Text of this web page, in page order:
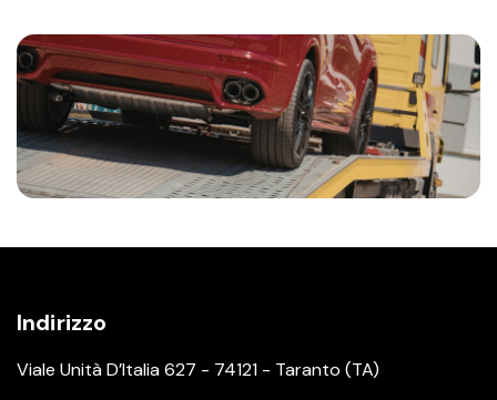
Indirizzo
Viale Unità D’Italia 627 - 74121 - Taranto (TA)